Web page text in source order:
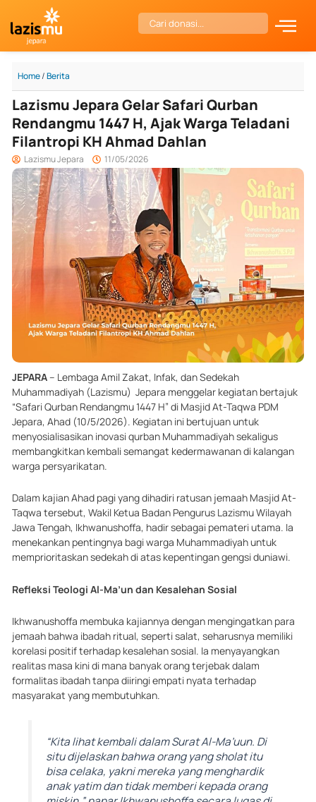
content
Search
Home/Berita
Lazismu Jepara Gelar Safari Qurban
Rendangmu 1447 H, Ajak Warga Teladani
Filantropi KH Ahmad Dahlan
Lazismu Jepara 11/05/2026
JEPARA– Lembaga Amil Zakat, Infak, dan Sedekah
Muhammadiyah (Lazismu) Jepara menggelar kegiatan bertajuk
“Safari Qurban Rendangmu 1447 H” di Masjid At-Taqwa PDM
Jepara, Ahad (10/5/2026). Kegiatan ini bertujuan untuk
menyosialisasikan inovasi qurban Muhammadiyah sekaligus
membangkitkan kembali semangat kedermawanan di kalangan
warga persyarikatan.
Dalam kajian Ahad pagi yang dihadiri ratusan jemaah Masjid At-
Taqwa tersebut, Wakil Ketua Badan Pengurus Lazismu Wilayah
Jawa Tengah, Ikhwanushoffa, hadir sebagai pemateri utama. Ia
menekankan pentingnya bagi warga Muhammadiyah untuk
memprioritaskan sedekah di atas kepentingan gengsi duniawi.
Refleksi Teologi Al-Ma’un dan Kesalehan Sosial
Ikhwanushoffa membuka kajiannya dengan mengingatkan para
jemaah bahwa ibadah ritual, seperti salat, seharusnya memiliki
korelasi positif terhadap kesalehan sosial. Ia menyayangkan
realitas masa kini di mana banyak orang terjebak dalam
formalitas ibadah tanpa diiringi empati nyata terhadap
masyarakat yang membutuhkan.
“Kita lihat kembali dalam Surat Al-Ma’uun. Di
situ dijelaskan bahwa orang yang sholat itu
bisa celaka, yakni mereka yang menghardik
anak yatim dan tidak memberi kepada orang